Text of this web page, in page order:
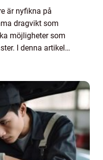
är nyfikna på
dragvikt som
möjligheter som
I denna artikel